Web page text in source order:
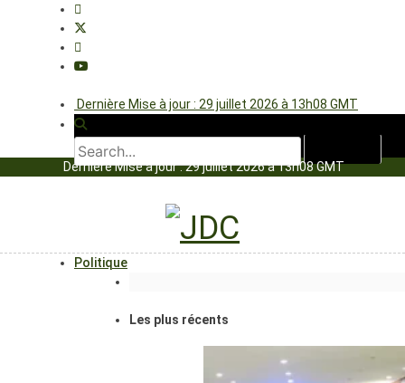
Dernière Mise à jour : 29 juillet 2026 à 13h08 GMT
Dernière Mise à jour : 29 juillet 2026 à 13h08 GMT
Politique
Les plus récents